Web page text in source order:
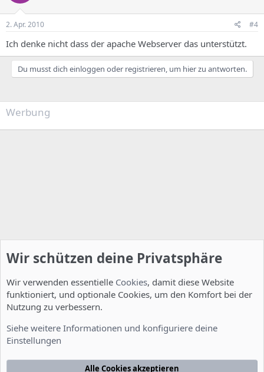
2. Apr. 2010 #4
Ich denke nicht dass der apache Webserver das unterstützt.
Du musst dich einloggen oder registrieren, um hier zu antworten.
Werbung
Nutzungsbedingungen Datenschutzerklärung
Wir schützen deine Privatsphäre
Wir verwenden essentielle Cookies, damit diese Website
funktioniert, und optionale Cookies, um den Komfort bei der
Nutzung zu verbessern.
Siehe weitere Informationen und konfiguriere deine
Einstellungen
Alle Cookies akzeptieren